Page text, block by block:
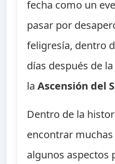
fecha como un
pasar por
feligresía, dentro
días después de
laAscensión del
Dentro de la
encontrar
algunos aspectos